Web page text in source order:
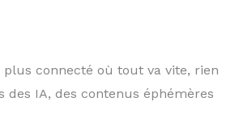
connecté où tout va vite, rien
IA, des contenus éphémères